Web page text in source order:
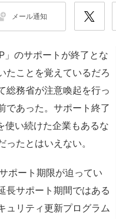
メール通知
のサポートが終了とな
たことを覚えているだろ
総務省が注意喚起を行っ
であった。サポート終了
い続けた企業もあるな
ったとはいえない。
ポート期限が迫ってい
長サポート期間ではある
ュリティ更新プログラム